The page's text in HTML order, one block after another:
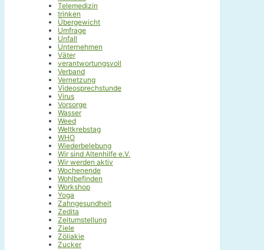
Telemedizin
trinken
Übergewicht
Umfrage
Unfall
Unternehmen
Väter
verantwortungsvoll
Verband
Vernetzung
Videosprechstunde
Virus
Vorsorge
Wasser
Weed
Weltkrebstag
WHO
Wiederbelebung
Wir sind Altenhilfe e.V.
Wir werden aktiv
Wochenende
Wohlbefinden
Workshop
Yoga
Zahngesundheit
Zedita
Zeitumstellung
Ziele
Zöliakie
Zucker